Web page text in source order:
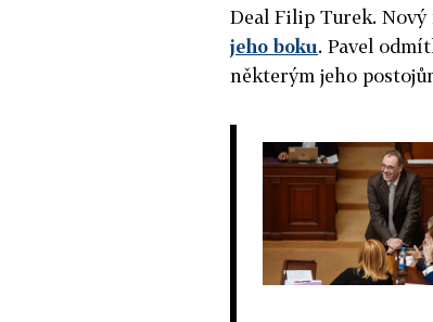
Deal Filip Turek.
jeho boku. Pavel
některým jeho